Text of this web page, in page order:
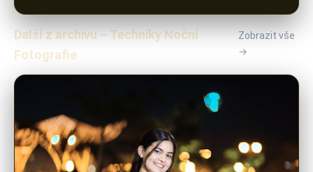
Další z archivu – Techniky Noční
Fotografie
Zobrazit vše
→